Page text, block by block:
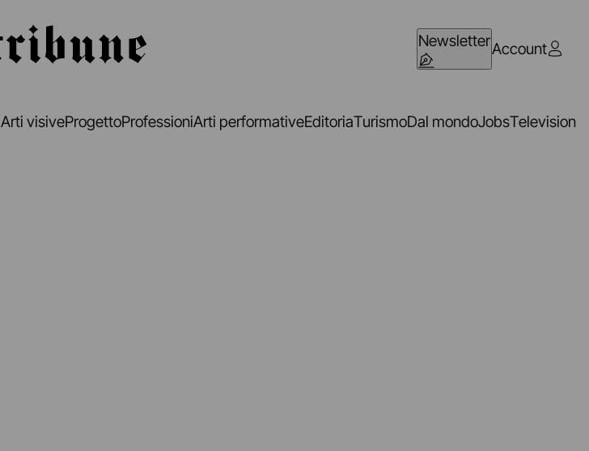
NewsletterAccount
Arti visiveProgettoProfessioniArti performativeEditoriaTurismoDal mondoJobsTelevision